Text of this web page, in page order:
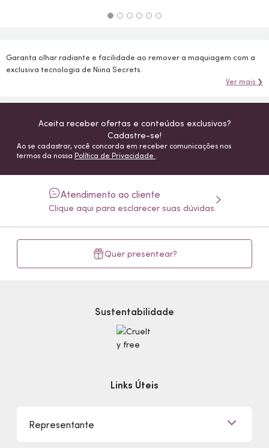
Garanta olhar radiante e facilidade ao remover a maquiagem com a
exclusiva tecnologia de Niina Secrets.
Ver mais ❯
Aceita receber ofertas e conteúdos exclusivos?
Cadastre-se!
Ao se cadastrar, você concorda em receber comunicações nos
termos da nossa Política de Privacidade .
Atendimento ao cliente
Clique aqui para esclarecer suas dúvidas.
Quer presentear?
Sustentabilidade
Links Úteis
Representante